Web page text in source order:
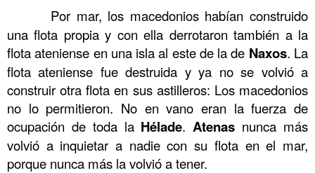
Por mar, los macedonios habían construido
una flota propia y con ella derrotaron también a la
flota ateniense en una isla al este de la de Naxos. La
flota ateniense fue destruida y ya no se volvió a
construir otra flota en sus astilleros: Los macedonios
no lo permitieron. No en vano eran la fuerza de
ocupación de toda la Hélade. Atenas nunca más
volvió a inquietar a nadie con su flota en el mar,
porque nunca más la volvió a tener.